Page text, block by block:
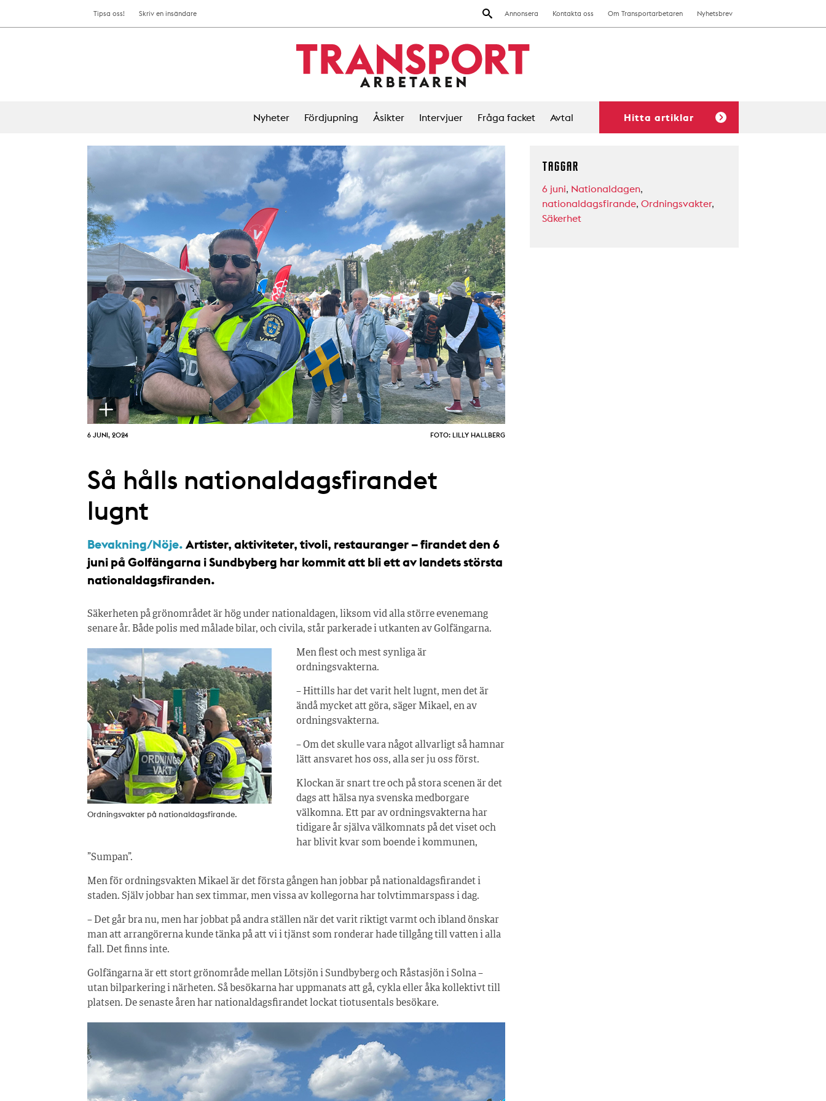
Annonsera Kontakta oss Om Transportarbetaren Nyhetsbrev
Tipsa oss! Skriv en insändare
Nyheter Fördjupning Åsikter Intervjuer Fråga facket Avtal Hitta artiklar
6 JUNI, 2024 FOTO: LILLY HALLBERG
Så hålls nationaldagsfirandet
lugnt
Bevakning/Nöje. Artister, aktiviteter, tivoli, restauranger – firandet den 6
juni på Golfängarna i Sundbyberg har kommit att bli ett av landets största
nationaldagsfiranden.
Säkerheten på grönområdet är hög under nationaldagen, liksom vid alla större evenemang
senare år. Både polis med målade bilar, och civila, står parkerade i utkanten av Golfängarna.
Ordningsvakter på nationaldagsfirande.
Men flest och mest synliga är
ordningsvakterna.
– Hittills har det varit helt lugnt, men det är
ändå mycket att göra, säger Mikael, en av
ordningsvakterna.
– Om det skulle vara något allvarligt så hamnar
lätt ansvaret hos oss, alla ser ju oss först.
Klockan är snart tre och på stora scenen är det
dags att hälsa nya svenska medborgare
välkomna. Ett par av ordningsvakterna har
tidigare år själva välkomnats på det viset och
har blivit kvar som boende i kommunen,
”Sumpan”.
Men för ordningsvakten Mikael är det första gången han jobbar på nationaldagsfirandet i
staden. Själv jobbar han sex timmar, men vissa av kollegorna har tolvtimmarspass i dag.
– Det går bra nu, men har jobbat på andra ställen när det varit riktigt varmt och ibland önskar
man att arrangörerna kunde tänka på att vi i tjänst som ronderar hade tillgång till vatten i alla
fall. Det finns inte.
Golfängarna är ett stort grönområde mellan Lötsjön i Sundbyberg och Råstasjön i Solna –
utan bilparkering i närheten. Så besökarna har uppmanats att gå, cykla eller åka kollektivt till
platsen. De senaste åren har nationaldagsfirandet lockat tiotusentals besökare.
TAGGAR
6 juni, Nationaldagen,
nationaldagsfirande, Ordningsvakter,
Säkerhet